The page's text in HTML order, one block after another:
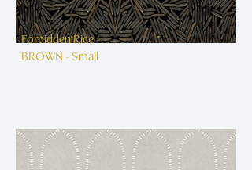
Forbidden Rice -
BROWN - Small